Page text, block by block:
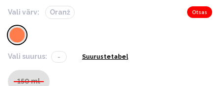
Vali värv: Oranž Otsas
Vali suurus: - Suurustetabel
150 ml